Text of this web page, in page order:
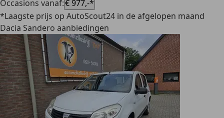
Occasions vanaf:€ 977,-*
*Laagste prijs op AutoScout24 in de afgelopen maand
Dacia Sandero aanbiedingen